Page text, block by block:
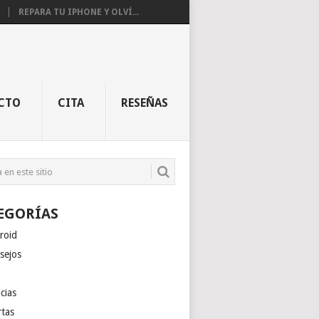
REPARA TU IPHONE Y OLVÍ...
CITA RESEÑAS